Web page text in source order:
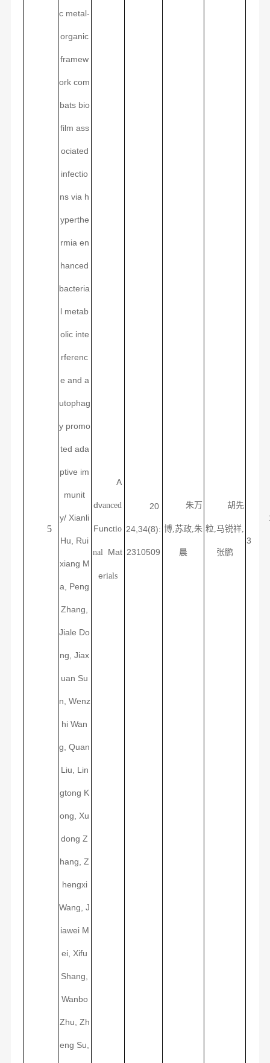
5
c metal-
organic
framew
ork com
bats bio
film ass
ociated
infectio
ns via h
yperthe
rmia en
hanced
bacteria
l metab
olic inte
rferenc
e and a
utophag
y promo
ted ada
ptive im
munit
y/ Xianli
Hu, Rui
xiang M
a, Peng
Zhang,
Jiale Do
ng, Jiax
uan Su
n, Wenz
hi Wan
g, Quan
Liu, Lin
gtong K
ong, Xu
dong Z
hang, Z
hengxi
Wang, J
iawei M
ei, Xifu
Shang,
Wanbo
Zhu, Zh
eng Su,
A
dvanced
Functio
nal Mat
erials
20
24,34(8):
2310509
朱万
博,苏政,朱
晨
胡先
粒,马锐祥,
张鹏
3